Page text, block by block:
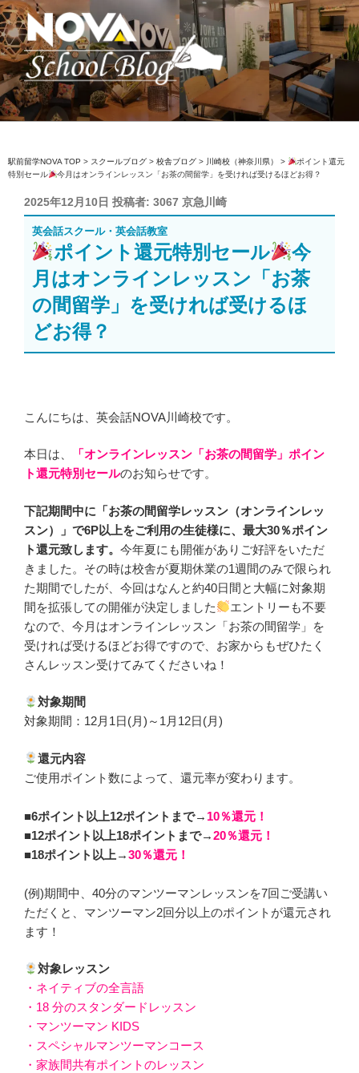
コ
ン
テ
ン
ツ
へ
ス
ッ
プ
駅前留学NOVA【公式】スクールブロ
英会話スクール・英会話教室
駅前留学NOVA TOP > スクールブログ > 校舎ブログ > 川崎校（神奈川県） >
ポイント還元
特別セール
今月はオンラインレッスン「お茶の間留学」を受ければ受けるほどお得？
投
稿
日:
2025年12月10日 投稿者: 3067 京急川崎
英会話スクール・英会話教室
ポイント還元特別セール
今
月はオンラインレッスン「お茶
の間留学」を受ければ受けるほ
どお得？
こんにちは、英会話NOVA川崎校です。
本日は、
「オンラインレッスン「お茶の間留学」ポイン
ト還元特別セールのお知らせです。
下記期間中に「お茶の間留学レッスン（オンラインレッ
スン）」で6P以上をご利用の生徒様に、最大30％ポイン
ト還元致します。 今年夏にも開催がありご好評をいただ
きました。その時は校舎が夏期休業の1週間のみで限られ
た期間でしたが、今回はなんと約40日間と大幅に対象期
間を拡張しての開催が決定しました
エントリーも不要
なので、今月はオンラインレッスン「お茶の間留学」を
受ければ受けるほどお得ですので、お家からもぜひたく
さんレッスン受けてみてくださいね！
対象期間
対象期間：12月1日(月)～1月12日(月)
還元内容
ご使用ポイント数によって、還元率が変わります。
■6ポイント以上12ポイントまで→ 10％還元！
■12ポイント以上18ポイントまで→20％還元！
■18ポイント以上→30％還元！
(例)期間中、40分のマンツーマンレッスンを7回ご受講い
ただくと、マンツーマン2回分以上のポイントが還元され
ます！
対象レッスン
・ネイティブの全言語
・18 分のスタンダードレッスン
・マンツーマン KIDS
・スペシャルマンツーマンコース
・家族間共有ポイントのレッスン